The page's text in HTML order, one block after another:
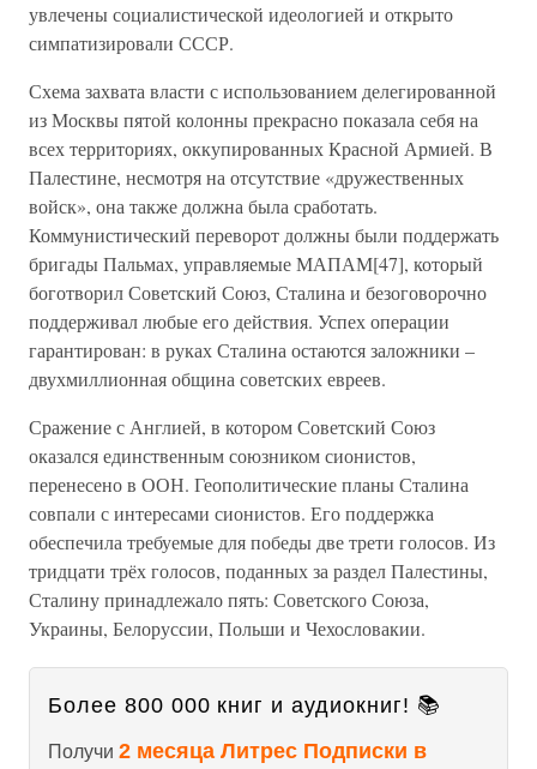
увлечены социалистической идеологией и открыто
симпатизировали СССР.
Схема захвата власти с использованием делегированной
из Москвы пятой колонны прекрасно показала себя на
всех территориях, оккупированных Красной Армией. В
Палестине, несмотря на отсутствие «дружественных
войск», она также должна была сработать.
Коммунистический переворот должны были поддержать
бригады Пальмах, управляемые МАПАМ[47], который
боготворил Советский Союз, Сталина и безоговорочно
поддерживал любые его действия. Успех операции
гарантирован: в руках Сталина остаются заложники –
двухмиллионная община советских евреев.
Сражение с Англией, в котором Советский Союз
оказался единственным союзником сионистов,
перенесено в ООН. Геополитические планы Сталина
совпали с интересами сионистов. Его поддержка
обеспечила требуемые для победы две трети голосов. Из
тридцати трёх голосов, поданных за раздел Палестины,
Сталину принадлежало пять: Советского Союза,
Украины, Белоруссии, Польши и Чехословакии.
Более 800 000 книг и аудиокниг! 📚
Получи 2 месяца Литрес Подписки в